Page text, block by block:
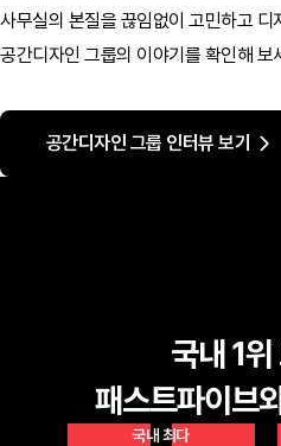
사무실의 본질을 끊임없이 고민하고 디
공간디자인 그룹의 이야기를 확인해 보
공간디자인 그룹 인터뷰 보기
국내 1
패스트파이브
국내 최다